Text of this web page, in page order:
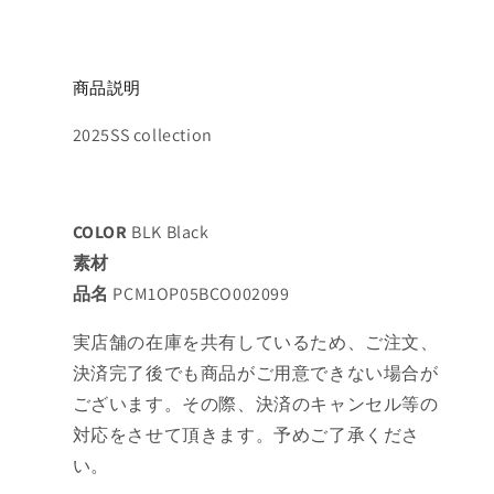
商品説明
2025SS collection
COLOR BLK Black
素材
品名 PCM1OP05BCO002099
実店舗の在庫を共有しているため、ご注文、
決済完了後でも商品がご用意できない場合が
ございます。その際、決済のキャンセル等の
対応をさせて頂きます。予めご了承くださ
い。